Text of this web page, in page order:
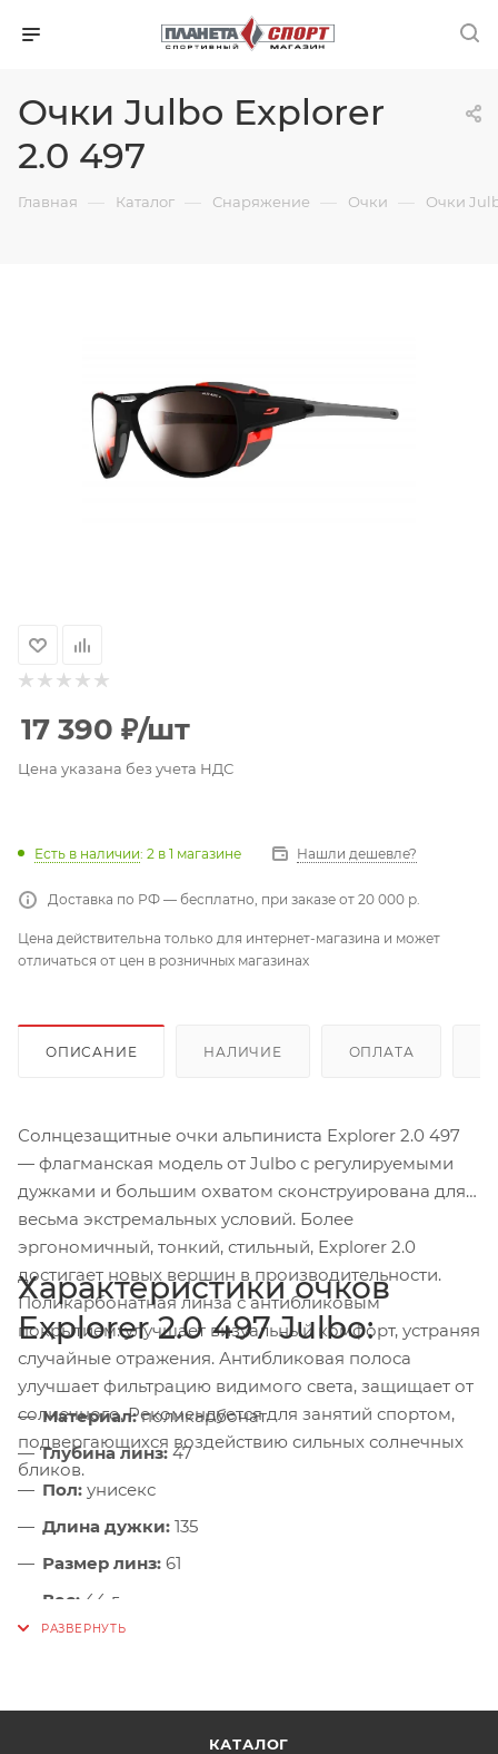
Очки Julbo Explorer
2.0 497
Главная — Каталог — Снаряжение — Очки — Очки
17 390 ₽/шт
Цена указана без учета НДС
Есть в наличии: 2 в 1 магазине Нашли дешевле?
Доставка по РФ — бесплатно, при заказе от 20 000 р.
Цена действительна только для интернет-магазина и может
отличаться от цен в розничных магазинах
ОПИСАНИЕ НАЛИЧИЕ ОПЛАТА
Солнцезащитные очки альпиниста Explorer 2.0 497
— флагманская модель от Julbo с регулируемыми
дужками и большим охватом сконструирована для
весьма экстремальных условий. Более
эргономичный, тонкий, стильный, Explorer 2.0
достигает новых вершин в производительности.
Поликарбонатная линза с антибликовым
покрытием: улучшает визуальный комфорт, устраняя
случайные отражения. Антибликовая полоса
улучшает фильтрацию видимого света, защищает от
солнечного. Рекомендуется для занятий спортом,
подвергающихся воздействию сильных солнечных
бликов.
Характеристики очков
Explorer 2.0 497 Julbo:
Материал:поликарбонат
Глубина линз: 47
Пол: унисекс
Длина дужки: 135
Размер линз: 61
Вес: 44 г
Шнурок в комплекте.
КАТАЛОГ